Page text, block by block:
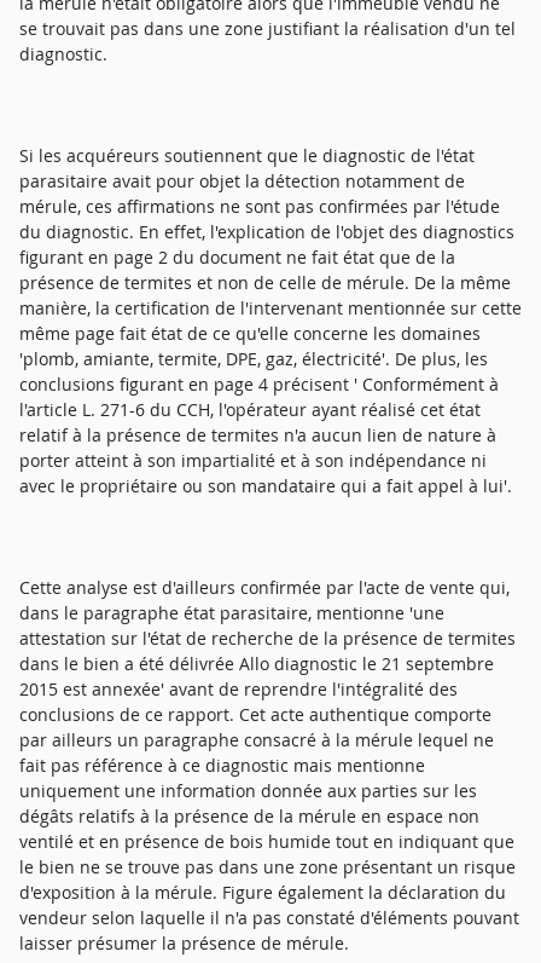
se trouvait pas dans une zone justifiant la réalisation d'un tel
diagnostic.
Si les acquéreurs soutiennent que le diagnostic de l'état
parasitaire avait pour objet la détection notamment de
mérule, ces affirmations ne sont pas confirmées par l'étude
du diagnostic. En effet, l'explication de l'objet des diagnostics
figurant en page 2 du document ne fait état que de la
présence de termites et non de celle de mérule. De la même
manière, la certification de l'intervenant mentionnée sur cette
même page fait état de ce qu'elle concerne les domaines
'plomb, amiante, termite, DPE, gaz, électricité'. De plus, les
conclusions figurant en page 4 précisent ' Conformément à
l'article L. 271-6 du CCH, l'opérateur ayant réalisé cet état
relatif à la présence de termites n'a aucun lien de nature à
porter atteint à son impartialité et à son indépendance ni
avec le propriétaire ou son mandataire qui a fait appel à lui'.
Cette analyse est d'ailleurs confirmée par l'acte de vente qui,
dans le paragraphe état parasitaire, mentionne 'une
attestation sur l'état de recherche de la présence de termites
dans le bien a été délivrée Allo diagnostic le 21 septembre
2015 est annexée' avant de reprendre l'intégralité des
conclusions de ce rapport. Cet acte authentique comporte
par ailleurs un paragraphe consacré à la mérule lequel ne
fait pas référence à ce diagnostic mais mentionne
uniquement une information donnée aux parties sur les
dégâts relatifs à la présence de la mérule en espace non
ventilé et en présence de bois humide tout en indiquant que
le bien ne se trouve pas dans une zone présentant un risque
d'exposition à la mérule. Figure également la déclaration du
vendeur selon laquelle il n'a pas constaté d'éléments pouvant
laisser présumer la présence de mérule.